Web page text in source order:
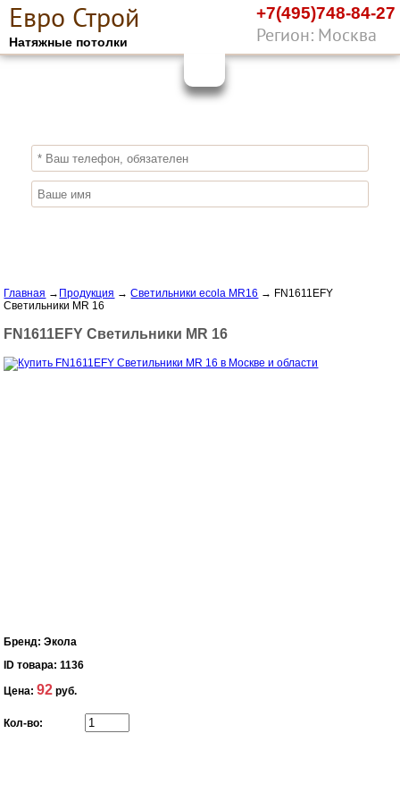
Евро Строй
Натяжные потолки
+7(495)748-84-27
Регион: Москва
ПОЛУЧИ СКИДКУ10%
Главная → Продукция →Светильники ecola MR16 → FN1611EFY
Светильники MR 16
FN1611EFY Светильники MR 16
Бренд: Экола
ID товара: 1136
Цена:92 руб.
Кол-во: